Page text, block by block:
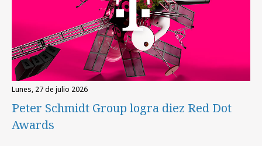
lunes, 27 de julio 2026
Peter Schmidt Group logra diez Red Dot
Awards